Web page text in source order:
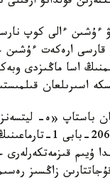
ءۇشىن ءالى كوپ
قارسى ارەكەت ءۇشىن
اسا ماڭىزدى
اسىرىلعان
مامىر ايىنان باستاپ
قىزمەتكەرلەرى
زاڭسىز